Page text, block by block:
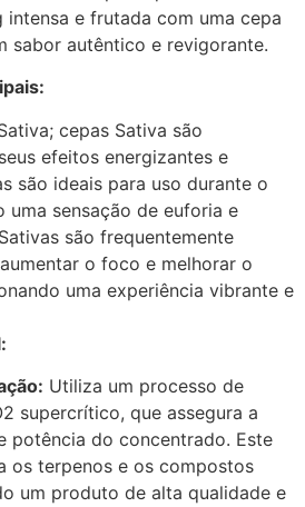
intensa e frutada com uma cepa
sabor autêntico e revigorante.
cepas Sativa são
efeitos energizantes e
são ideais para uso durante o
uma sensação de euforia e
são frequentemente
o foco e melhorar o
uma experiência vibrante e
Utiliza um processo de
supercrítico, que assegura a
potência do concentrado. Este
os terpenos e os compostos
um produto de alta qualidade e